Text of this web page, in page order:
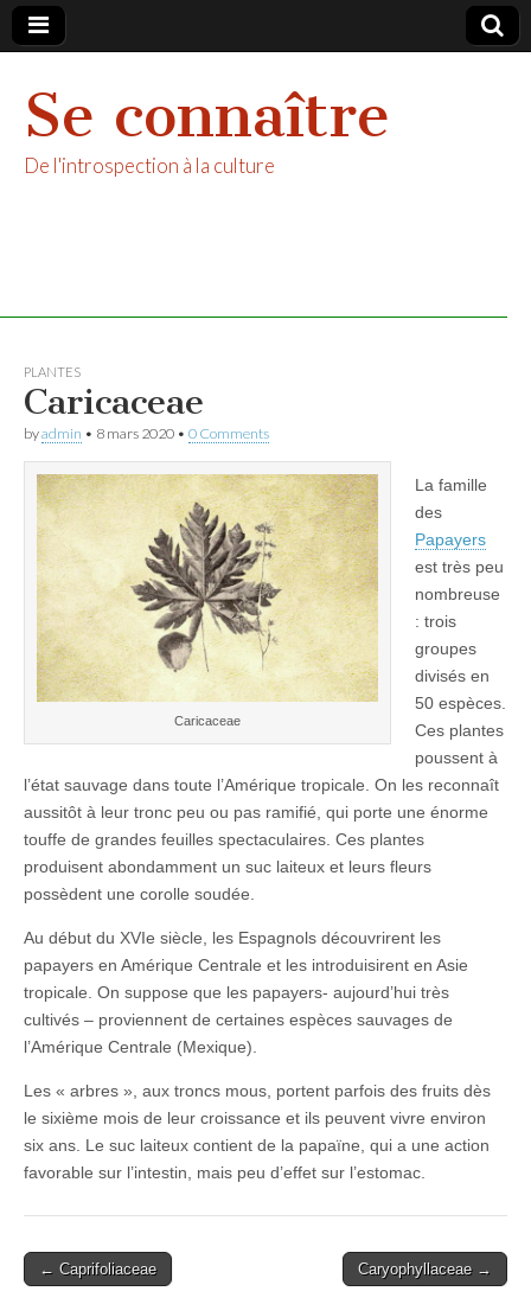
Se connaître
De l'introspection à la culture
PLANTES
Caricaceae
byadmin • 8 mars 2020 • 0 Comments
Caricaceae
La famille
des
Papayers
est très peu
nombreuse
: trois
groupes
divisés en
50 espèces.
Ces plantes
poussent à
l’état sauvage dans toute l’Amérique tropicale. On les reconnaît
aussitôt à leur tronc peu ou pas ramifié, qui porte une énorme
touffe de grandes feuilles spectaculaires. Ces plantes
produisent abondamment un suc laiteux et leurs fleurs
possèdent une corolle soudée.
Au début du XVIe siècle, les Espagnols découvrirent les
papayers en Amérique Centrale et les introduisirent en Asie
tropicale. On suppose que les papayers- aujourd’hui très
cultivés – proviennent de certaines espèces sauvages de
l’Amérique Centrale (Mexique).
Les « arbres », aux troncs mous, portent parfois des fruits dès
le sixième mois de leur croissance et ils peuvent vivre environ
six ans. Le suc laiteux contient de la papaïne, qui a une action
favorable sur l’intestin, mais peu d’effet sur l’estomac.
Post
← Caprifoliaceae Caryophyllaceae →